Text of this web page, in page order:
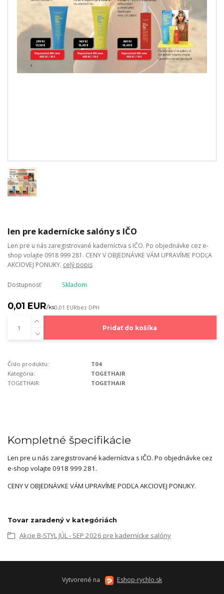
len pre kadernícke salóny s IČO
Len pre u nás zaregistrované kaderníctva s IČO. Po objednávke cez e-
shop volajte 0918 999 281. CENY V OBJEDNÁVKE VÁM UPRAVÍME PODĽA
AKCIOVEJ PONUKY. celý popis
Dostupnosť Skladom
0,01 EUR/ks0,01 EURbez DPH
Pridať do košíka
Číslo produktu:
T04
Kategória:
TOGETHAIR
TOGETHAIR:
TOGETHAIR
Kompletné špecifikácie
Len pre u nás zaregistrované kaderníctva s IČO. Po objednávke cez
e-shop volajte 0918 999 281.
CENY V OBJEDNÁVKE VÁM UPRAVÍME PODĽA AKCIOVEJ PONUKY.
Tovar zaradený v kategóriách
Akcie B-STYL JÚL - SEP 2026 pre kadernícke salóny
Vytvorené na Eshop-rychlo.sk